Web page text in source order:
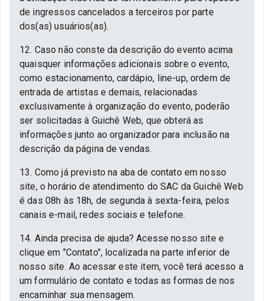
de ingressos cancelados a terceiros por parte
dos(as) usuários(as).
12. Caso não conste da descrição do evento acima
quaisquer informações adicionais sobre o evento,
como estacionamento, cardápio, line-up, ordem de
entrada de artistas e demais, relacionadas
exclusivamente à organização do evento, poderão
ser solicitadas à Guichê Web, que obterá as
informações junto ao organizador para inclusão na
descrição da página de vendas.
13. Como já previsto na aba de contato em nosso
site, o horário de atendimento do SAC da Guichê Web
é das 08h às 18h, de segunda à sexta-feira, pelos
canais e-mail, redes sociais e telefone.
14. Ainda precisa de ajuda? Acesse nosso site e
clique em "Contato", localizada na parte inferior de
nosso site. Ao acessar este item, você terá acesso a
um formulário de contato e todas as formas de nos
encaminhar sua mensagem.